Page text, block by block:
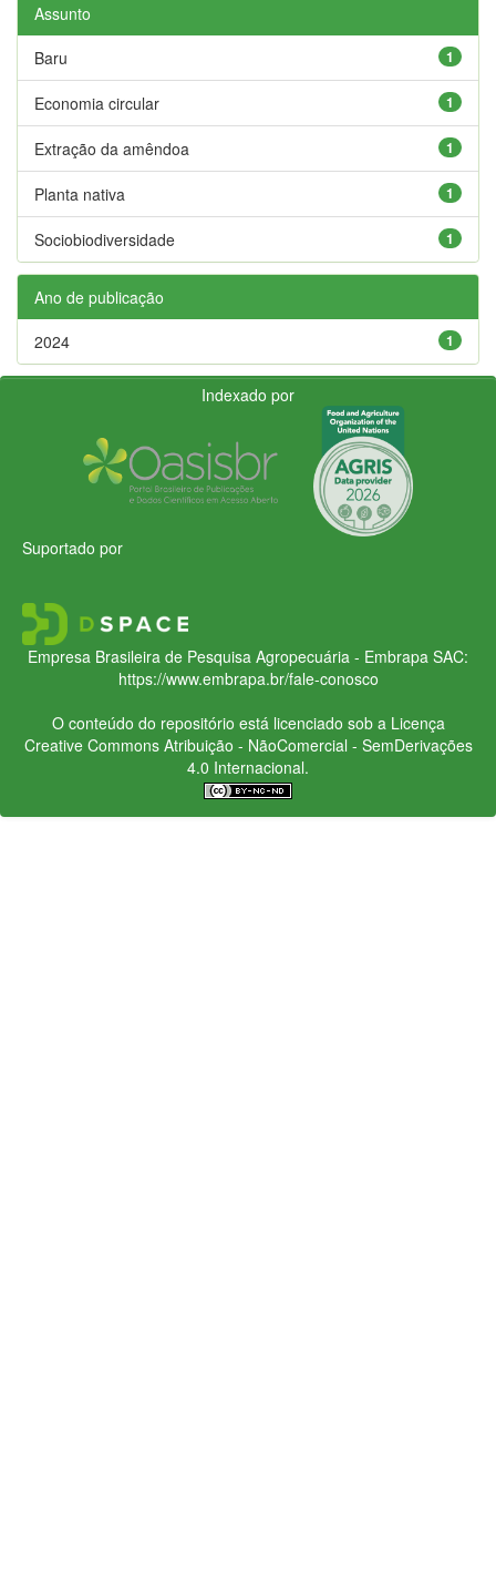
Assunto
1
Baru
1
Economia circular
1
Extração da amêndoa
1
Planta nativa
1
Sociobiodiversidade
Ano de publicação
1
2024
Indexado por
Suportado por
Empresa Brasileira de Pesquisa Agropecuária - Embrapa SAC:
https://www.embrapa.br/fale-conosco
O conteúdo do repositório está licenciado sob a Licença
Creative CommonsAtribuição - NãoComercial - SemDerivações
4.0 Internacional.